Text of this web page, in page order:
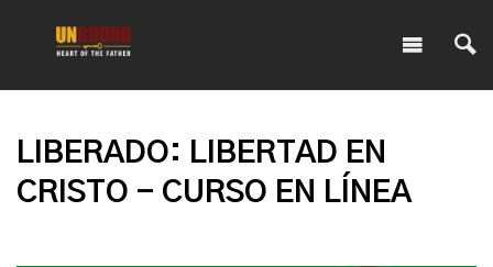
LIBERADO: LIBERTAD EN
CRISTO - CURSO EN LÍNEA